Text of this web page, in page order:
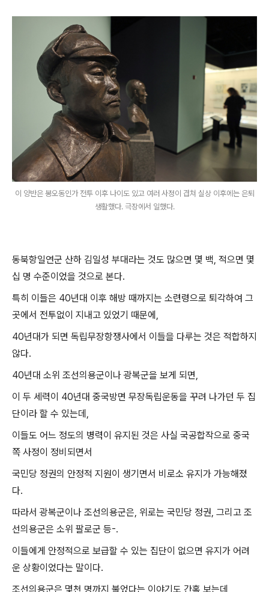
이 양반은 봉오동인가 전투 이후 나이도 있고 여러 사정이 겹쳐 실상 이후에는 은퇴
생활했다. 극장에서 일했다.
동북항일연군 산하 김일성 부대라는 것도 많으면 몇 백, 적으면 몇
십 명 수준이었을 것으로 본다.
특히 이들은 40년대 이후 해방 때까지는 소련령으로 퇴각하여 그
곳에서 전투없이 지내고 있었기 때문에,
40년대가 되면 독립무장항쟁사에서 이들을 다루는 것은 적합하지
않다.
40년대 소위 조선의용군이나 광복군을 보게 되면,
이 두 세력이 40년대 중국방면 무장독립운동을 꾸려 나가던 두 집
단이라 할 수 있는데,
이들도 어느 정도의 병력이 유지된 것은 사실 국공합작으로 중국
쪽 사정이 정비되면서
국민당 정권의 안정적 지원이 생기면서 비로소 유지가 가능해졌
다.
따라서 광복군이나 조선의용군은, 위로는 국민당 정권, 그리고 조
선의용군은 소위 팔로군 등-.
이들에게 안정적으로 보급할 수 있는 집단이 없으면 유지가 어려
운 상황이었다는 말이다.
조선의용군은 몇천 명까지 불었다는 이야기도 간혹 보는데,